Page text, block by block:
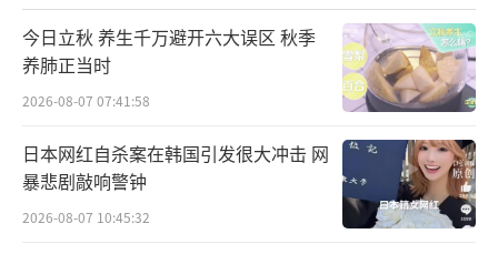
今日立秋 养生千万避开六大误区 秋季
养肺正当时
2026-08-07 07:41:58
日本网红自杀案在韩国引发很大冲击 网
暴悲剧敲响警钟
2026-08-07 10:45:32